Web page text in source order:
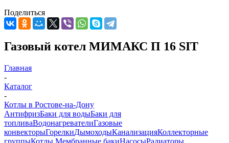
Поделиться
Газовый котел МИМАКС П 16 SIT
Главная
-
Каталог
-
Котлы в Ростове-на-Дону
АнтифризБаки для водыБаки для
топливаВодонагревателиГазовые
конвекторыГорелкиДымоходыКанализацияКоллекторные
группыКотлы Мембранные бакиНасосыРадиаторы